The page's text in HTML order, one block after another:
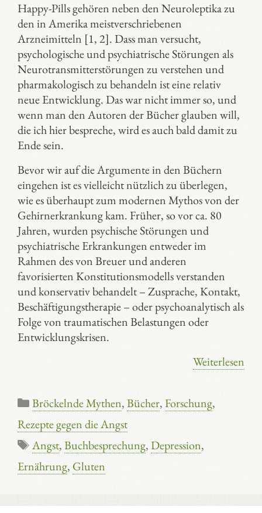
Happy-Pills gehören neben den Neuroleptika zu
den in Amerika meistverschriebenen
Arzneimitteln [1, 2]. Dass man versucht,
psychologische und psychiatrische Störungen als
Neurotransmitterstörungen zu verstehen und
pharmakologisch zu behandeln ist eine relativ
neue Entwicklung. Das war nicht immer so, und
wenn man den Autoren der Bücher glauben will,
die ich hier bespreche, wird es auch bald damit zu
Ende sein.
Bevor wir auf die Argumente in den Büchern
eingehen ist es vielleicht nützlich zu überlegen,
wie es überhaupt zum modernen Mythos von der
Gehirnerkrankung kam. Früher, so vor ca. 80
Jahren, wurden psychische Störungen und
psychiatrische Erkrankungen entweder im
Rahmen des von Breuer und anderen
favorisierten Konstitutionsmodells verstanden
und konservativ behandelt – Zusprache, Kontakt,
Beschäftigungstherapie – oder psychoanalytisch als
Folge von traumatischen Belastungen oder
Entwicklungskrisen.
Weiterlesen
Kategorien
Bröckelnde Mythen,Bücher,Forschung,
Rezepte gegen die Angst
Schlagwörter
Angst,Buchbesprechung,Depression,
Ernährung, Gluten